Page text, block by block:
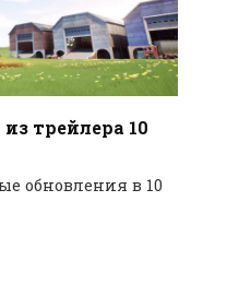
трейлера 10
обновления в 10